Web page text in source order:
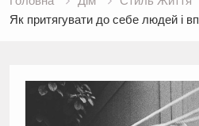
Як притягувати до себе людей і